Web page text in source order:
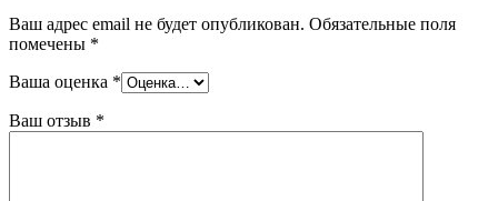
Ваш адрес email не будет опубликован. Обязательные поля
помечены *
Ваша оценка *
Ваш отзыв *